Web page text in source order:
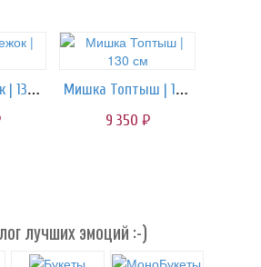
Мишка Снежок | 130 см Мишка Топтыш | 130 см
9 350 руб.
лучших эмоций :-)